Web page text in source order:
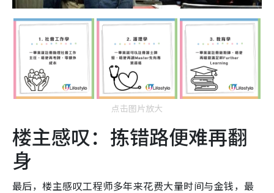
点击图片放大
楼主感叹：拣错路便难再翻
身
最后，楼主感叹工程师多年来花费大量时间与金钱，最